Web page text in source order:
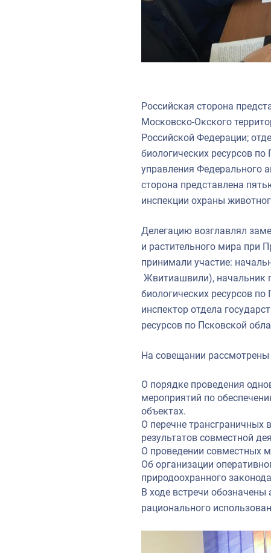
Российская сторона
Московско-Окского
Российской Федерации;
биологических ресурсов
управления Федерального
сторона представлена
инспекции охраны
Делегацию возглавлял
и растительного мира при
принимали участие:
Жвитиашвили), начальник
биологических ресурсов
инспектор отдела
ресурсов по Псковской
На совещании
О порядке проведения
мероприятий по
объектах.
О перечне трансграничных
результатов совместной
О проведении совместных
Об организации
природоохранного
В ходе встречи
рационального